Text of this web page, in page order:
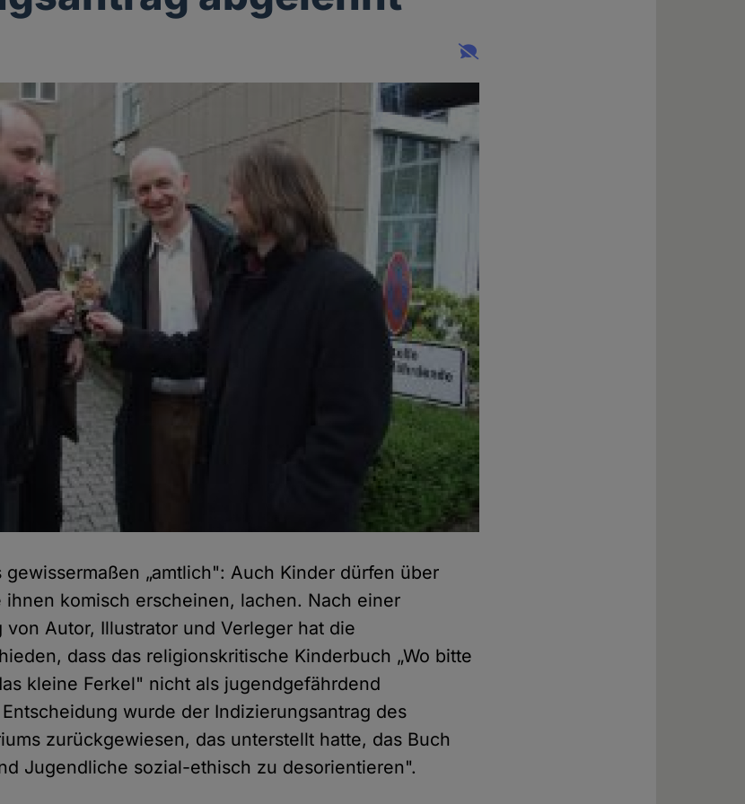
gewissermaßen „amtlich": Auch Kinder dürfen über
ihnen komisch erscheinen, lachen. Nach einer
Autor, Illustrator und Verleger hat die
dass das religionskritische Kinderbuch „Wo bitte
kleine Ferkel" nicht als jugendgefährdend
wurde der Indizierungsantrag des
zurückgewiesen, das unterstellt hatte, das Buch
Jugendliche sozial-ethisch zu desorientieren".